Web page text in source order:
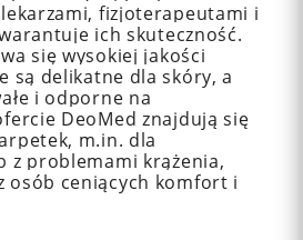
lekarzami, fizjoterapeutami i
ich skuteczność.
się wysokiej jakości
są delikatne dla skóry, a
i odporne na
DeoMed znajdują się
m.in. dla
z problemami krążenia,
osób ceniących komfort i